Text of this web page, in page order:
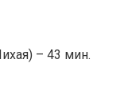
– 43 мин.